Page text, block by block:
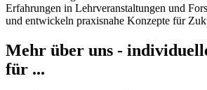
Erfahrungen in Lehrveranstaltungen und
und entwickeln praxisnahe Konzepte für
Mehr über uns -
für ...